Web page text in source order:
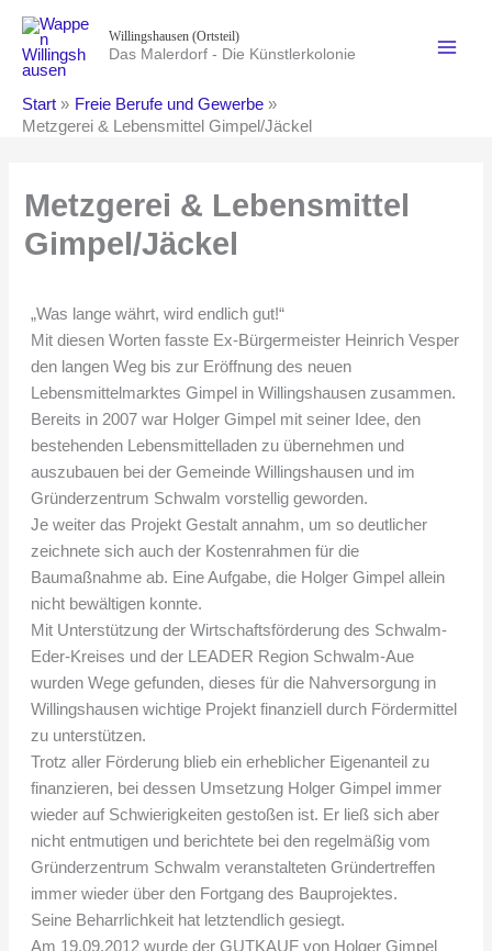
Inhalt
springen
Willingshausen (Ortsteil)
Das Malerdorf - Die Künstlerkolonie
Start
Freie Berufe und Gewerbe
Metzgerei & Lebensmittel Gimpel/Jäckel
Metzgerei & Lebensmittel
Gimpel/Jäckel
„Was lange währt, wird endlich gut!“
Mit diesen Worten fasste Ex-Bürgermeister Heinrich Vesper
den langen Weg bis zur Eröffnung des neuen
Lebensmittelmarktes Gimpel in Willingshausen zusammen.
Bereits in 2007 war Holger Gimpel mit seiner Idee, den
bestehenden Lebensmittelladen zu übernehmen und
auszubauen bei der Gemeinde Willingshausen und im
Gründerzentrum Schwalm vorstellig geworden.
Je weiter das Projekt Gestalt annahm, um so deutlicher
zeichnete sich auch der Kostenrahmen für die
Baumaßnahme ab. Eine Aufgabe, die Holger Gimpel allein
nicht bewältigen konnte.
Mit Unterstützung der Wirtschaftsförderung des Schwalm-
Eder-Kreises und der LEADER Region Schwalm-Aue
wurden Wege gefunden, dieses für die Nahversorgung in
Willingshausen wichtige Projekt finanziell durch Fördermittel
zu unterstützen.
Trotz aller Förderung blieb ein erheblicher Eigenanteil zu
finanzieren, bei dessen Umsetzung Holger Gimpel immer
wieder auf Schwierigkeiten gestoßen ist. Er ließ sich aber
nicht entmutigen und berichtete bei den regelmäßig vom
Gründerzentrum Schwalm veranstalteten Gründertreffen
immer wieder über den Fortgang des Bauprojektes.
Seine Beharrlichkeit hat letztendlich gesiegt.
Am 19.09.2012 wurde der GUTKAUF von Holger Gimpel